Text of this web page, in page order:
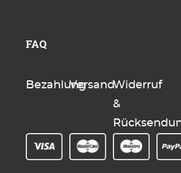
FAQ
BezahlungVersandWiderruf
&